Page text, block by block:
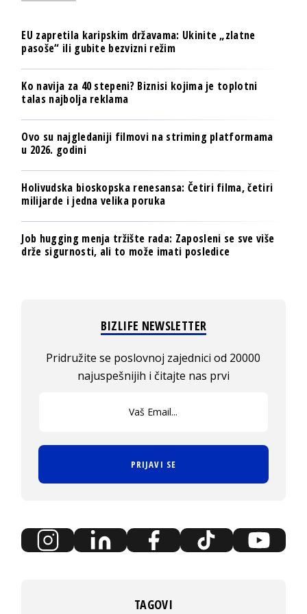
EU zapretila karipskim državama: Ukinite „zlatne
pasoše“ ili gubite bezvizni režim
Ko navija za 40 stepeni? Biznisi kojima je toplotni
talas najbolja reklama
Ovo su najgledaniji filmovi na striming platformama
u 2026. godini
Holivudska bioskopska renesansa: Četiri filma, četiri
milijarde i jedna velika poruka
Job hugging menja tržište rada: Zaposleni se sve više
drže sigurnosti, ali to može imati posledice
BIZLIFE NEWSLETTER
Pridružite se poslovnoj zajednici od 20000
najuspešnijih i čitajte nas prvi
PRIJAVI SE
TAGOVI